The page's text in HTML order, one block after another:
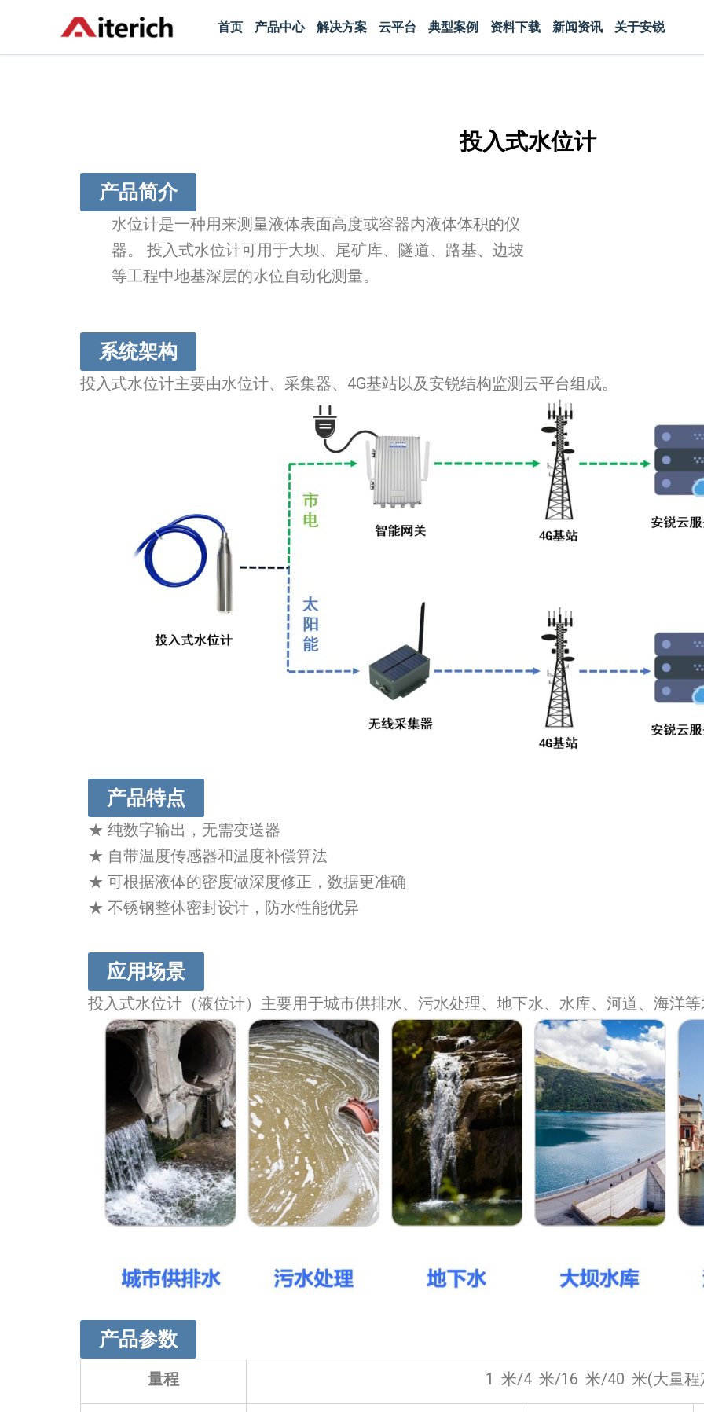
内
首页 产品中心 解决方案 云平台 典型案例 资料下载 新闻资讯 关于安锐
投入式水位计
产品简介
水位计是一种用来测量液体表面高度或容器内液体体积的仪
器。 投入式水位计可用于大坝、尾矿库、隧道、路基、边坡
等工程中地基深层的水位自动化测量。
系统架构
投入式水位计主要由水位计、采集器、4G基站以及安锐结构监测云平台组成。
产品特点
★ 纯数字输出，无需变送器
★ 自带温度传感器和温度补偿算法
★ 可根据液体的密度做深度修正，数据更准确
★ 不锈钢整体密封设计，防水性能优异
应用场景
投入式水位计（液位计）主要用于城市供排水、污水处理、地下水、水库、河道、海洋
产品参数
量程 1 米/4 米/16 米/40 米(大量程